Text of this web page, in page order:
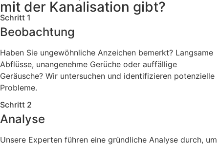
mit der Kanalisation gibt?
Schritt 1
Beobachtung
Haben Sie ungewöhnliche Anzeichen bemerkt? Langsame
Abflüsse, unangenehme Gerüche oder auffällige
Geräusche? Wir untersuchen und identifizieren potenzielle
Probleme.
Schritt 2
Analyse
Unsere Experten führen eine gründliche Analyse durch, um